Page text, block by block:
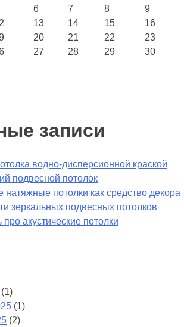
6 7 8
9
13 14 15
16
20 21 22
23
27 28 29
30
записи
водно-дисперсионной краской
подвесной потолок
потолки как средство декора
зеркальных подвесных потолков
про акустические потолки
(1)
(1)
(2)